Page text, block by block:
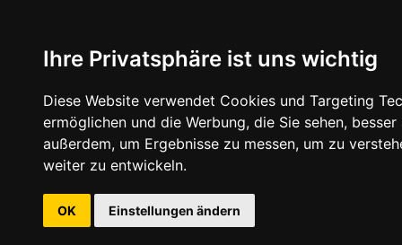
Ihre Privatsphäre ist uns wichtig
Diese Website verwendet Cookies und Targeting
ermöglichen und die Werbung, die Sie sehen,
außerdem, um Ergebnisse zu messen, um zu
weiter zu entwickeln.
OK Einstellungen ändern